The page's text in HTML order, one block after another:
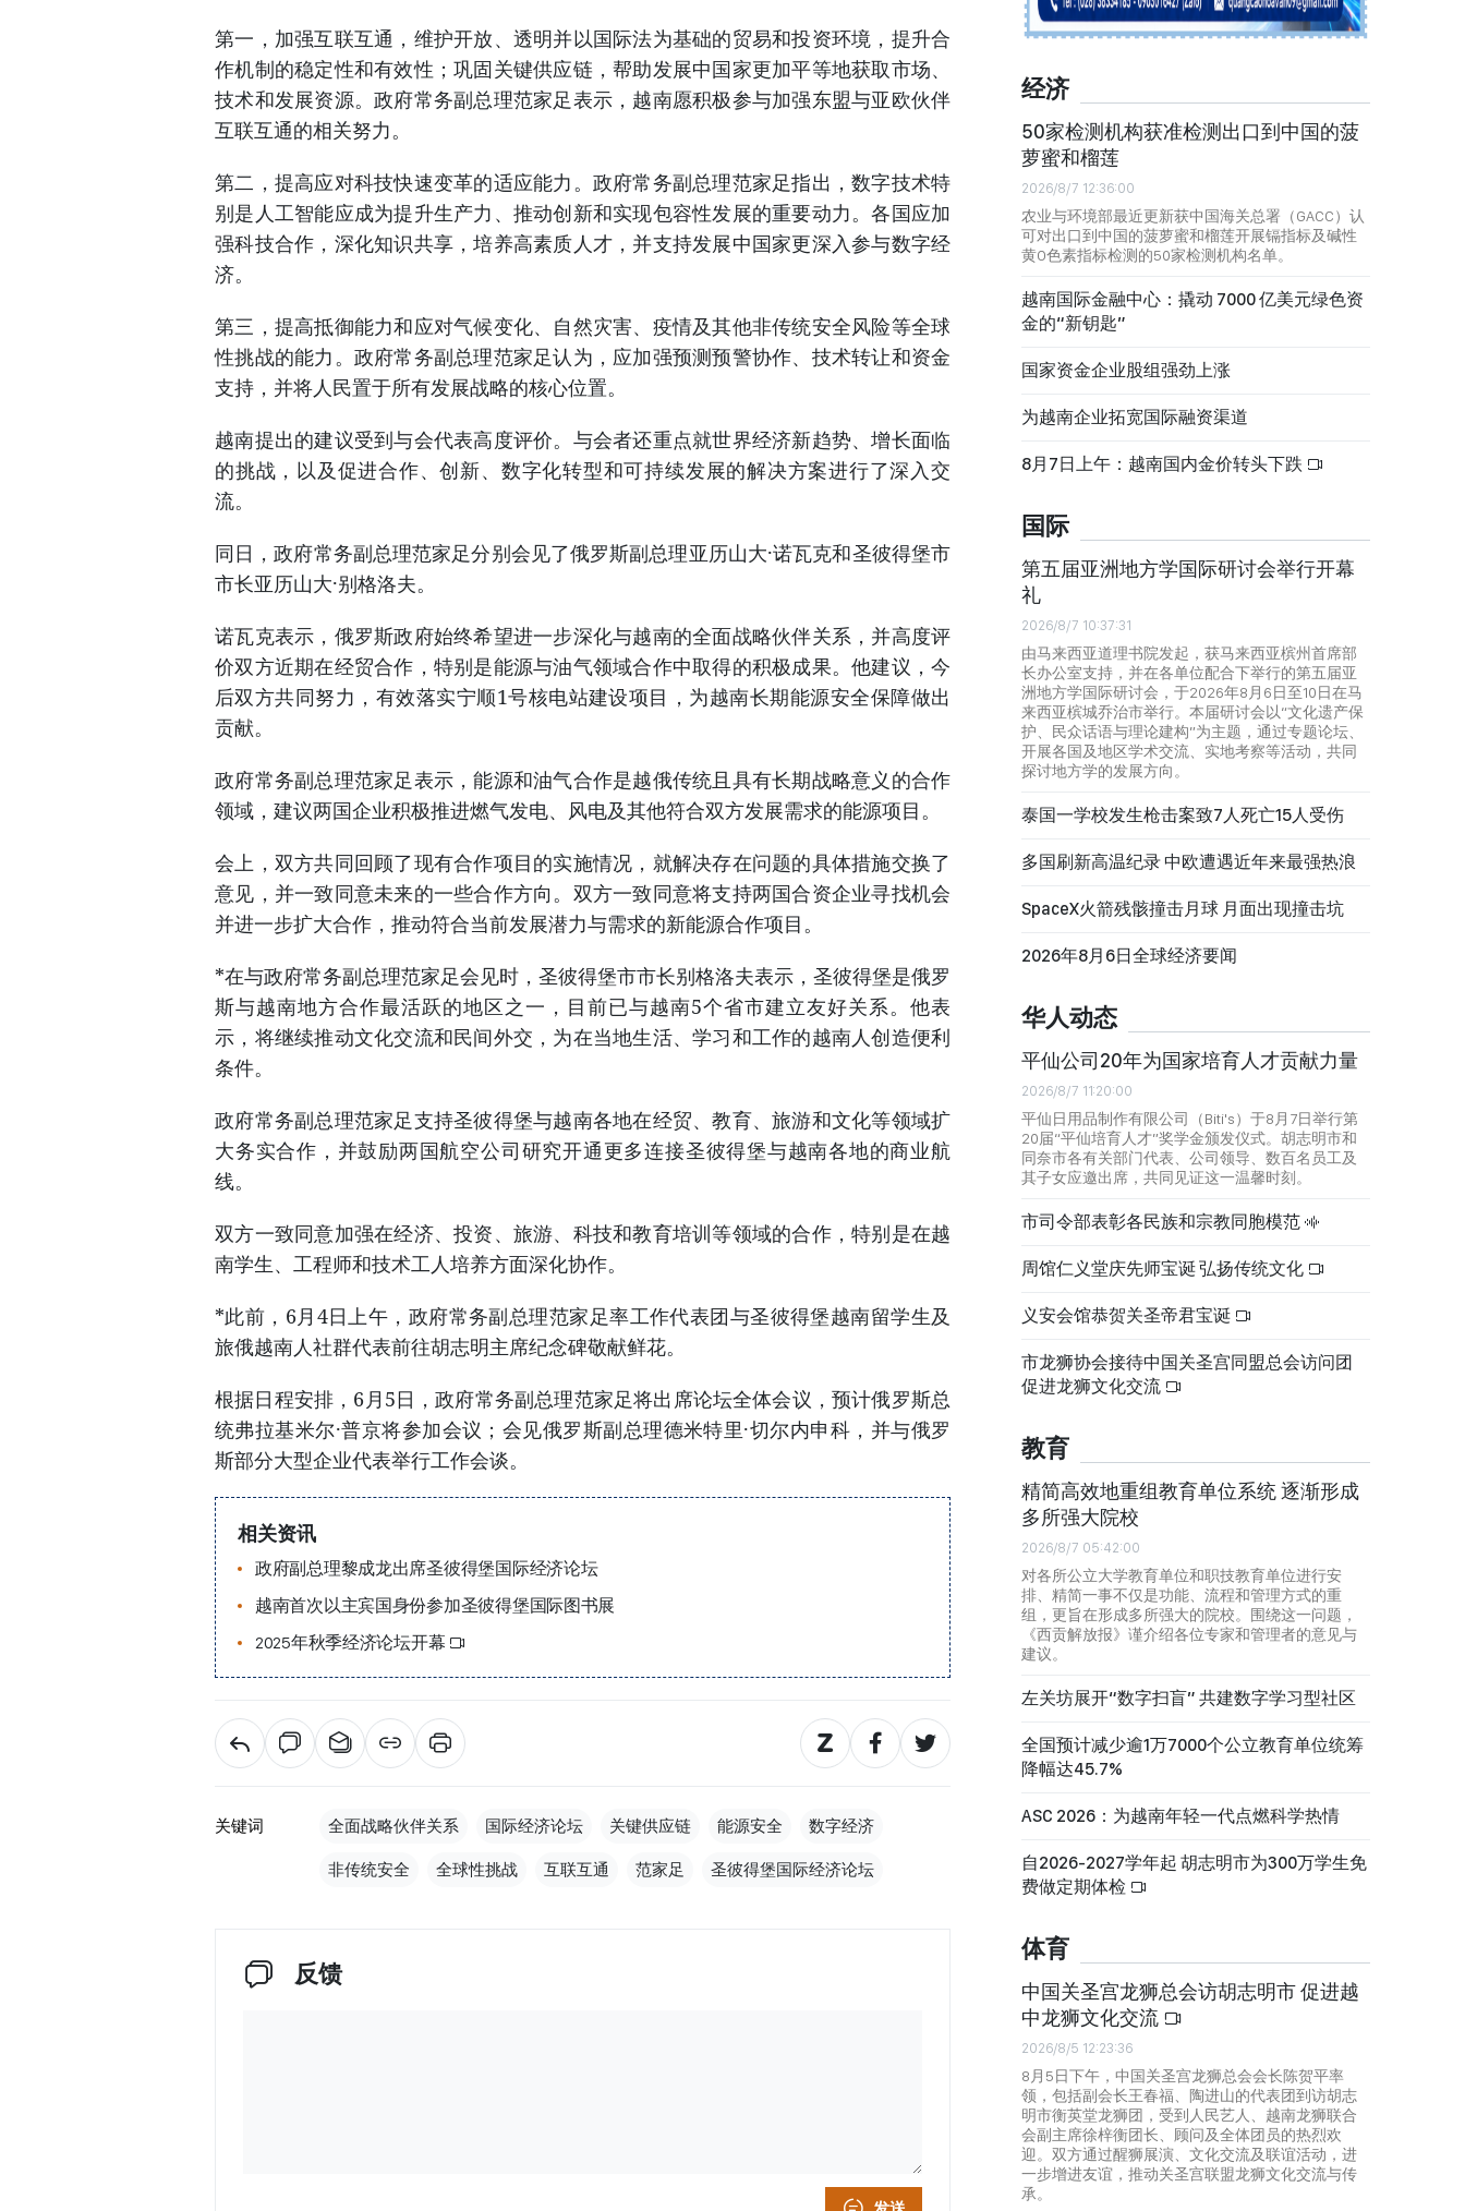
第一，加强互联互通，维护开放、透明并以国际法为基础的贸易和投资环境，提升合
作机制的稳定性和有效性；巩固关键供应链，帮助发展中国家更加平等地获取市场、
技术和发展资源。政府常务副总理范家足表示，越南愿积极参与加强东盟与亚欧伙伴
互联互通的相关努力。
第二，提高应对科技快速变革的适应能力。政府常务副总理范家足指出，数字技术特
别是人工智能应成为提升生产力、推动创新和实现包容性发展的重要动力。各国应加
强科技合作，深化知识共享，培养高素质人才，并支持发展中国家更深入参与数字经
济。
第三，提高抵御能力和应对气候变化、自然灾害、疫情及其他非传统安全风险等全球
性挑战的能力。政府常务副总理范家足认为，应加强预测预警协作、技术转让和资金
支持，并将人民置于所有发展战略的核心位置。
越南提出的建议受到与会代表高度评价。与会者还重点就世界经济新趋势、增长面临
的挑战，以及促进合作、创新、数字化转型和可持续发展的解决方案进行了深入交
流。
同日，政府常务副总理范家足分别会见了俄罗斯副总理亚历山大·诺瓦克和圣彼得堡市
市长亚历山大·别格洛夫。
诺瓦克表示，俄罗斯政府始终希望进一步深化与越南的全面战略伙伴关系，并高度评
价双方近期在经贸合作，特别是能源与油气领域合作中取得的积极成果。他建议，今
后双方共同努力，有效落实宁顺1号核电站建设项目，为越南长期能源安全保障做出
贡献。
政府常务副总理范家足表示，能源和油气合作是越俄传统且具有长期战略意义的合作
领域，建议两国企业积极推进燃气发电、风电及其他符合双方发展需求的能源项目。
会上，双方共同回顾了现有合作项目的实施情况，就解决存在问题的具体措施交换了
意见，并一致同意未来的一些合作方向。双方一致同意将支持两国合资企业寻找机会
并进一步扩大合作，推动符合当前发展潜力与需求的新能源合作项目。
*在与政府常务副总理范家足会见时，圣彼得堡市市长别格洛夫表示，圣彼得堡是俄罗
斯与越南地方合作最活跃的地区之一，目前已与越南5个省市建立友好关系。他表
示，将继续推动文化交流和民间外交，为在当地生活、学习和工作的越南人创造便利
条件。
政府常务副总理范家足支持圣彼得堡与越南各地在经贸、教育、旅游和文化等领域扩
大务实合作，并鼓励两国航空公司研究开通更多连接圣彼得堡与越南各地的商业航
线。
双方一致同意加强在经济、投资、旅游、科技和教育培训等领域的合作，特别是在越
南学生、工程师和技术工人培养方面深化协作。
*此前，6月4日上午，政府常务副总理范家足率工作代表团与圣彼得堡越南留学生及
旅俄越南人社群代表前往胡志明主席纪念碑敬献鲜花。
根据日程安排，6月5日，政府常务副总理范家足将出席论坛全体会议，预计俄罗斯总
统弗拉基米尔·普京将参加会议；会见俄罗斯副总理德米特里·切尔内申科，并与俄罗
斯部分大型企业代表举行工作会谈。
相关资讯
政府副总理黎成龙出席圣彼得堡国际经济论坛
越南首次以主宾国身份参加圣彼得堡国际图书展
2025年秋季经济论坛开幕
关键词 全面战略伙伴关系 国际经济论坛 关键供应链 能源安全 数字经济
非传统安全 全球性挑战 互联互通 范家足 圣彼得堡国际经济论坛
反馈
经济
50家检测机构获准检测出口到中国的菠
萝蜜和榴莲
2026/8/7 12:36:00
农业与环境部最近更新获中国海关总署（GACC）认
可对出口到中国的菠萝蜜和榴莲开展镉指标及碱性
黄O色素指标检测的50家检测机构名单。
越南国际金融中心：撬动 7000 亿美元绿色资
金的“新钥匙”
国家资金企业股组强劲上涨
为越南企业拓宽国际融资渠道
8月7日上午：越南国内金价转头下跌
国际
第五届亚洲地方学国际研讨会举行开幕
礼
2026/8/7 10:37:31
由马来西亚道理书院发起，获马来西亚槟州首席部
长办公室支持，并在各单位配合下举行的第五届亚
洲地方学国际研讨会，于2026年8月6日至10日在马
来西亚槟城乔治市举行。本届研讨会以“文化遗产保
护、民众话语与理论建构”为主题，通过专题论坛、
开展各国及地区学术交流、实地考察等活动，共同
探讨地方学的发展方向。
泰国一学校发生枪击案致7人死亡15人受伤
多国刷新高温纪录 中欧遭遇近年来最强热浪
SpaceX火箭残骸撞击月球 月面出现撞击坑
2026年8月6日全球经济要闻
华人动态
平仙公司20年为国家培育人才贡献力量
2026/8/7 11:20:00
平仙日用品制作有限公司（Biti's）于8月7日举行第
20届“平仙培育人才”奖学金颁发仪式。胡志明市和
同奈市各有关部门代表、公司领导、数百名员工及
其子女应邀出席，共同见证这一温馨时刻。
市司令部表彰各民族和宗教同胞模范
周馆仁义堂庆先师宝诞 弘扬传统文化
义安会馆恭贺关圣帝君宝诞
市龙狮协会接待中国关圣宫同盟总会访问团
促进龙狮文化交流
教育
精简高效地重组教育单位系统 逐渐形成
多所强大院校
2026/8/7 05:42:00
对各所公立大学教育单位和职技教育单位进行安
排、精简一事不仅是功能、流程和管理方式的重
组，更旨在形成多所强大的院校。围绕这一问题，
《西贡解放报》谨介绍各位专家和管理者的意见与
建议。
左关坊展开“数字扫盲” 共建数字学习型社区
全国预计减少逾1万7000个公立教育单位统筹
降幅达45.7%
ASC 2026：为越南年轻一代点燃科学热情
自2026-2027学年起 胡志明市为300万学生免
费做定期体检
体育
中国关圣宫龙狮总会访胡志明市 促进越
中龙狮文化交流
2026/8/5 12:23:36
8月5日下午，中国关圣宫龙狮总会会长陈贺平率
领，包括副会长王春福、陶进山的代表团到访胡志
明市衡英堂龙狮团，受到人民艺人、越南龙狮联合
会副主席徐梓衡团长、顾问及全体团员的热烈欢
迎。双方通过醒狮展演、文化交流及联谊活动，进
一步增进友谊，推动关圣宫联盟龙狮文化交流与传
承。